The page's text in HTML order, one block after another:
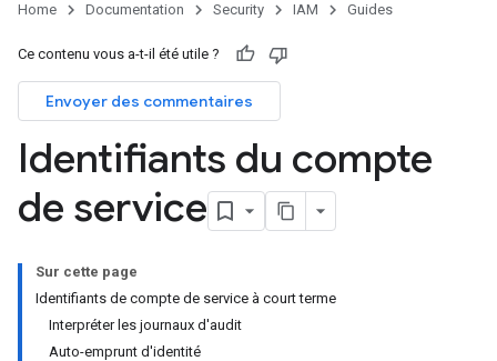
Home Documentation Security IAM Guides
Ce contenu vous a-t-il été utile ?
Envoyer des commentaires
Identifiants du compte
de service
Sur cette page
Identifiants de compte de service à court terme
Interpréter les journaux d'audit
Auto-emprunt d'identité